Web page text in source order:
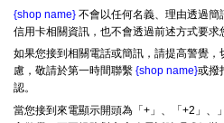
{shop name} 不會以任何名義、理由透過簡
信用卡相關資訊，也不會透過前述方式要求
如果您接到相關電話或簡訊，請提高警覺
慮，敬請於第一時間聯繫 {shop name}或撥
認。
當您接到來電顯示開頭為「+」、「+2」、